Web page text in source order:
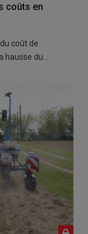
coûts en
coût de
du…